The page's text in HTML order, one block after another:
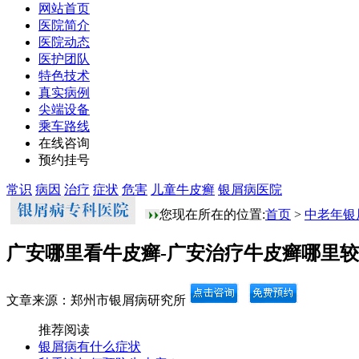
网站首页
医院简介
医院动态
医护团队
特色技术
真实病例
尖端设备
乘车路线
在线咨询
预约挂号
常识 病因 治疗 症状 危害 儿童牛皮癣 银屑病医院
您现在所在的位置:首页 > 中老年银
广安哪里看牛皮癣-广安治疗牛皮癣哪里
文章来源：郑州市银屑病研究所
推荐阅读
银屑病有什么症状